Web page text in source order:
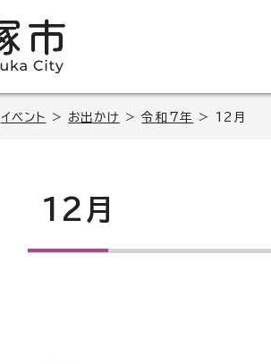
イベント > お出かけ >令和7年 > 12月
12月